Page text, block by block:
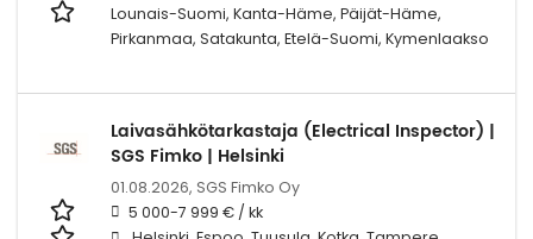
Lounais-Suomi, Kanta-Häme, Päijät-Häme,
Pirkanmaa, Satakunta, Etelä-Suomi, Kymenlaakso
Laivasähkötarkastaja (Electrical Inspector) |
SGS Fimko | Helsinki
01.08.2026, SGS Fimko Oy
5 000-7 999 € / kk